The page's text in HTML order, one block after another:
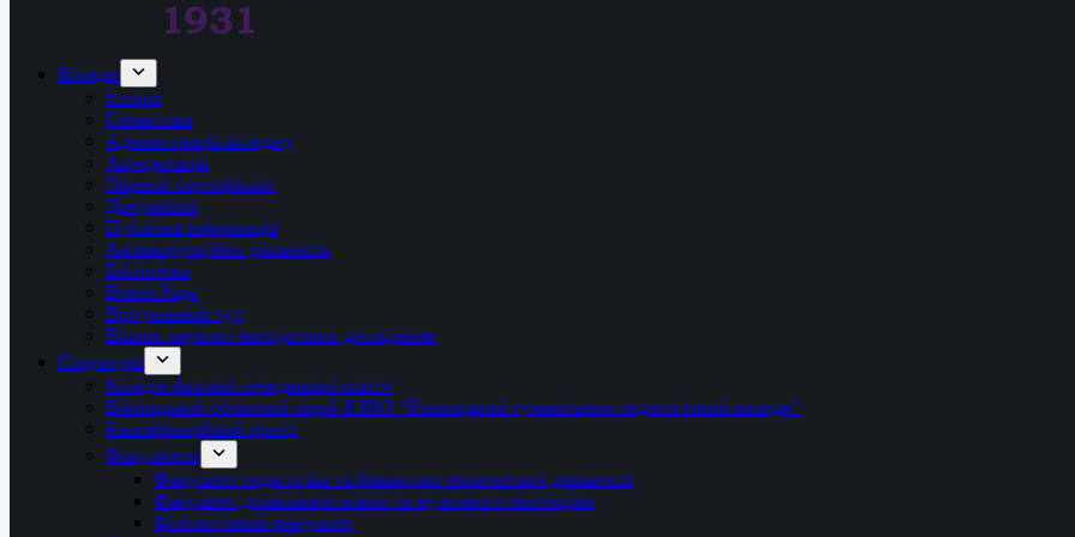
Коледж
Історія
Символіка
Адміністрація коледжу
Акредитація
Ліцензії-сертифікати
Документи
Публічна інформація
Антикорупційна діяльність
Бібліотека
Вчена Рада
Віртуальний тур
Вісник науково-методичних досліджень
Структура
Коледж фахової передвищої освіти
Вінницький обласний ліцей КЗВО “Вінницький гуманітарно-педагогічний коледж”
Кваліфікаційний центр
Факультети
Факультет педагогіки та фінансово-економічної діяльності
Факультет дошкільної освіти та музичного мистецтва
Філологічний факультет